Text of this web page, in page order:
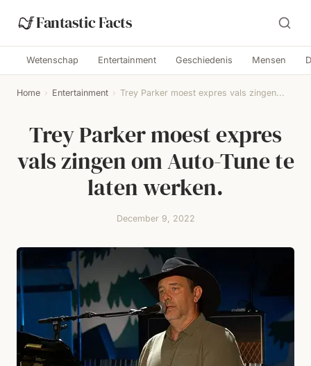
Fantastic Facts
Wetenschap Entertainment Geschiedenis Mensen
Home › Entertainment › Trey Parker moest expres vals zingen...
Trey Parker moest expres
vals zingen om Auto-Tune te
laten werken.
December 9, 2022